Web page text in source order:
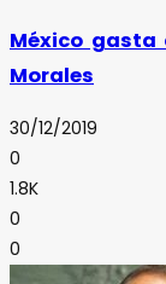
México gasta
Morales
30/12/2019
0
1.8K
0
0